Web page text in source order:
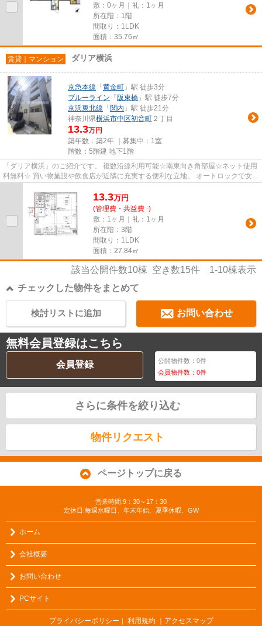
敷：0ヶ月｜礼：1ヶ月
所在階：1階
間取り：1LDK
面積：35.76㎡
賃貸｜マンション ダリア横浜
京急本線 「 黄金町 」駅 徒歩3分
ブルーライン 「 阪東橋 」駅 徒歩7分
京浜東北線 「 関内 」駅 徒歩21分
神奈川県横浜市中区初音町 ２丁目
13.3万円
築年数：築2年 ｜募集中： 1室
階数：5階建 地下1階
「ダリア横浜」のご紹介です。 複数沿線利用可能☆南東向き角部屋☆ネット使用
料無料☆ 買い物施設や飲食店が近隣に充実する便利な立地。 オートロックで女性
13.3万円
(管理費・共益費 -)
敷：1ヶ月｜礼：1ヶ月
所在階：3階
間取り：1LDK
面積：27.84㎡
該当公開件数10棟 空き数15件 1-10棟表示
チェックした物件をまとめて
お問い合わせ
検討リストに追加
無料会員登録はこちら
会員登録 公開物件数：0件
会員物件数：0件
さらに条件を絞り込む
物件リクエスト
ページトップに戻る
営業時間:9：30～17：30
定休日:毎週水曜日、年末年始、夏季休暇、GW
ホーム
会社概要
お問い合わせ
PCサイト
プライバシーポリシー ｜ 利用規約 ｜アクセスマップ